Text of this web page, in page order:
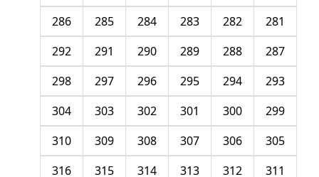
281
282
283
284
285
286
287
288
289
290
291
292
293
294
295
296
297
298
299
300
301
302
303
304
305
306
307
308
309
310
311
312
313
314
315
316